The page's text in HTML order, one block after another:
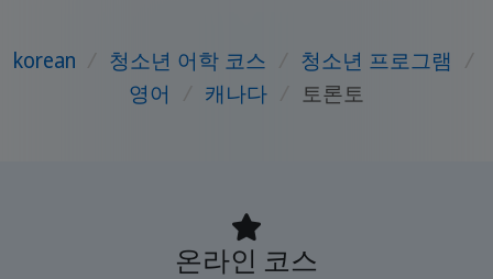
korean 청소년 어학 코스 청소년 프로그램 /
영어
캐나다 토론토
온라인 코스